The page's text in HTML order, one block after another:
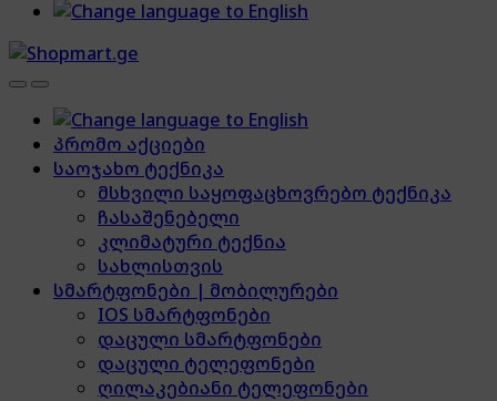
პრომო აქციები
საოჯახო ტექნიკა
მსხვილი საყოფაცხოვრებო ტექნიკა
ჩასაშენებელი
კლიმატური ტექნია
სახლისთვის
სმარტფონები | მობილურები
IOS სმარტფონები
დაცული სმარტფონები
დაცული ტელეფონები
ღილაკებიანი ტელეფონები